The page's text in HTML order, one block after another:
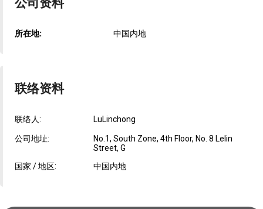
公司资料
所在地: 中国内地
联络资料
联络人: LuLinchong
公司地址:
No.1, South Zone, 4th Floor, No. 8 Lelin
Street, G
国家 / 地区:
中国内地